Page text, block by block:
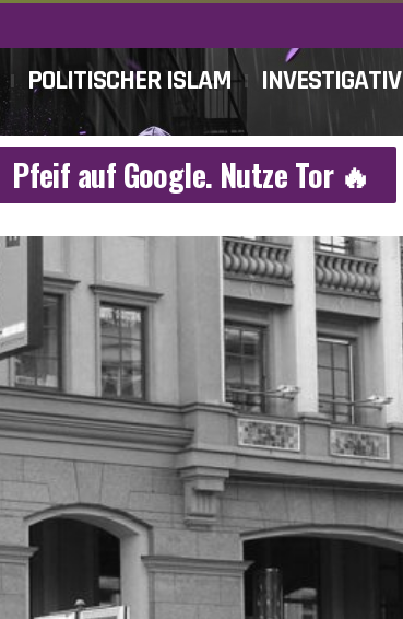
POLITISCHER ISLAM INVESTIGATIV
Pfeif auf Google. Nutze Tor 🔥